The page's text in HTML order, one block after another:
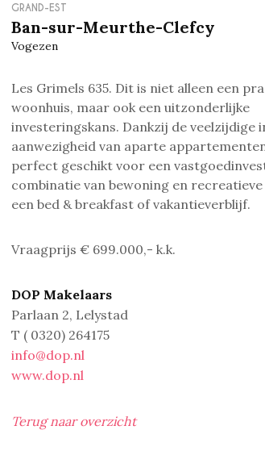
GRAND-EST
Ban-sur-Meurthe-Clefcy
Vogezen
Les Grimels 635. Dit is niet alleen een
woonhuis, maar ook een uitzonderlijke
investeringskans. Dankzij de veelzijdige
aanwezigheid van aparte
perfect geschikt voor een
combinatie van bewoning en recreatieve
een bed & breakfast of vakantieverblijf.
Vraagprijs € 699.000,- k.k.
DOP Makelaars
Parlaan 2, Lelystad
T ( 0320) 264175
info@dop.nl
www.dop.nl
Terug naar overzicht